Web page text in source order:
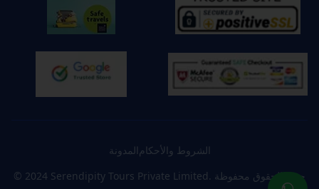
المدونة الشروط والأحكام
© 2024 Serendipity Tours Private Limited. جميع الحقوق محفوظة